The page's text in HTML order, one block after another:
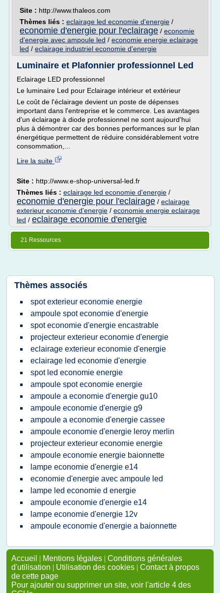
Site : http://www.thaleos.com
Thèmes liés : eclairage led economie d'energie /
economie d'energie pour l'eclairage / economie
d'energie avec ampoule led / economie energie eclairage
led / eclairage industriel economie d'energie
Luminaire et Plafonnier professionnel Led
Eclairage LED professionnel
Le luminaire Led pour Eclairage intérieur et extérieur
Le coût de l'éclairage devient un poste de dépenses
important dans l'entreprise et le commerce. Les avantages
d'un éclairage à diode professionnel ne sont aujourd'hui
plus à démontrer car des bonnes performances sur le plan
énergétique permettent de réduire considérablement votre
consommation,...
Lire la suite
Site : http://www.e-shop-universal-led.fr
Thèmes liés : eclairage led economie d'energie /
economie d'energie pour l'eclairage / eclairage
exterieur economie d'energie / economie energie eclairage
led / eclairage economie d'energie
21 Ressources
Thèmes associés
spot exterieur economie energie
ampoule spot economie d'energie
spot economie d'energie encastrable
projecteur exterieur economie d'energie
eclairage exterieur economie d'energie
eclairage led economie d'energie
spot led economie energie
ampoule spot economie energie
ampoule a economie d'energie gu10
ampoule economie d'energie g9
ampoule a economie d'energie cassee
ampoule economie d'energie leroy merlin
projecteur exterieur economie energie
ampoule economie energie baionnette
lampe economie d'energie e14
economie d'energie avec ampoule led
lampe led economie d energie
ampoule economie d'energie e14
lampe economie d'energie 12v
ampoule economie d'energie a baionnette
Accueil | Mentions légales | Conditions générales
d'utilisation | Utilisation des cookies | Contact à propos
de cette page
Pour ajouter ou supprimer un site, voir l'article 4 des